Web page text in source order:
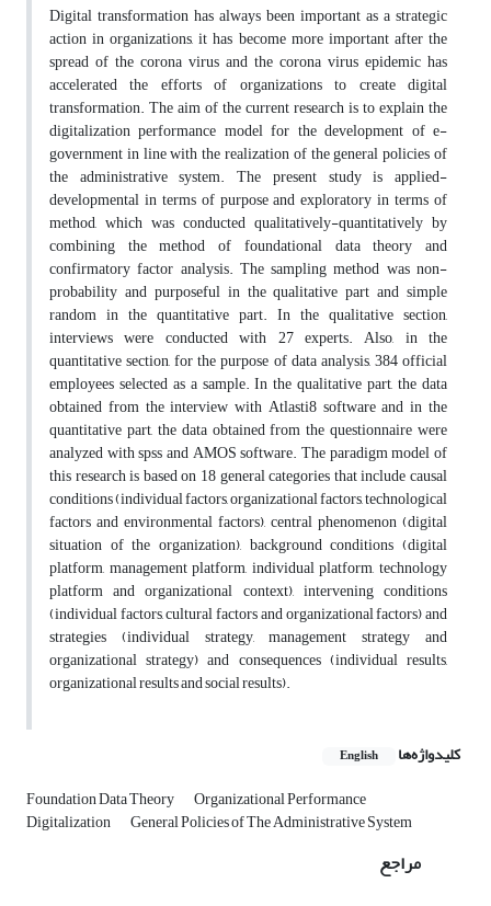
Digital transformation has always been important as a strategic
action in organizations, it has become more important after the
spread of the corona virus and the corona virus epidemic has
accelerated the efforts of organizations to create digital
transformation. The aim of the current research is to explain the
digitalization performance model for the development of e-
government in line with the realization of the general policies of
the administrative system. The present study is applied-
developmental in terms of purpose and exploratory in terms of
method, which was conducted qualitatively-quantitatively by
combining the method of foundational data theory and
confirmatory factor analysis. The sampling method was non-
probability and purposeful in the qualitative part and simple
random in the quantitative part. In the qualitative section,
interviews were conducted with 27 experts. Also, in the
quantitative section, for the purpose of data analysis, 384 official
employees selected as a sample. In the qualitative part, the data
obtained from the interview with Atlasti8 software and in the
quantitative part, the data obtained from the questionnaire were
analyzed with spss and AMOS software. The paradigm model of
this research is based on 18 general categories that include causal
conditions (individual factors, organizational factors, technological
factors and environmental factors), central phenomenon (digital
situation of the organization), background conditions (digital
platform, management platform, individual platform, technology
platform and organizational context), intervening conditions
(individual factors, cultural factors and organizational factors) and
strategies (individual strategy, management strategy and
organizational strategy) and consequences (individual results,
organizational results and social results).
کلیدواژه‌ها English
Foundation Data Theory Organizational Performance
Digitalization General Policies of The Administrative System
مراجع